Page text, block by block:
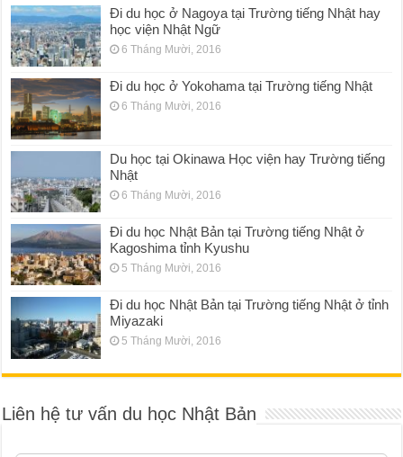
Đi du học ở Nagoya tại Trường tiếng Nhật hay
học viện Nhật Ngữ
6 Tháng Mười, 2016
Đi du học ở Yokohama tại Trường tiếng Nhật
6 Tháng Mười, 2016
Du học tại Okinawa Học viện hay Trường tiếng
Nhật
6 Tháng Mười, 2016
Đi du học Nhật Bản tại Trường tiếng Nhật ở
Kagoshima tỉnh Kyushu
5 Tháng Mười, 2016
Đi du học Nhật Bản tại Trường tiếng Nhật ở tỉnh
Miyazaki
5 Tháng Mười, 2016
Liên hệ tư vấn du học Nhật Bản